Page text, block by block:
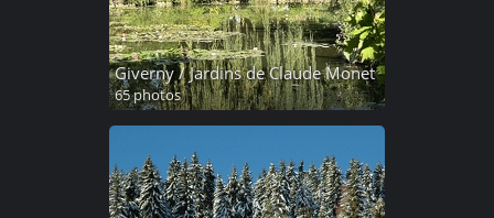
Giverny / Jardins de Claude Monet
65 photos